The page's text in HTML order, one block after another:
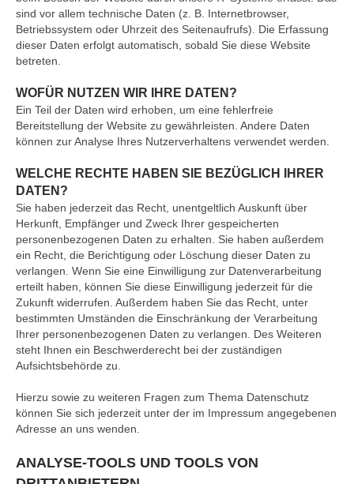
sind vor allem technische Daten (z. B. Internetbrowser,
Betriebssystem oder Uhrzeit des Seitenaufrufs). Die Erfassung
dieser Daten erfolgt automatisch, sobald Sie diese Website
betreten.
WOFÜR NUTZEN WIR IHRE DATEN?
Ein Teil der Daten wird erhoben, um eine fehlerfreie
Bereitstellung der Website zu gewährleisten. Andere Daten
können zur Analyse Ihres Nutzerverhaltens verwendet werden.
WELCHE RECHTE HABEN SIE BEZÜGLICH IHRER
DATEN?
Sie haben jederzeit das Recht, unentgeltlich Auskunft über
Herkunft, Empfänger und Zweck Ihrer gespeicherten
personenbezogenen Daten zu erhalten. Sie haben außerdem
ein Recht, die Berichtigung oder Löschung dieser Daten zu
verlangen. Wenn Sie eine Einwilligung zur Datenverarbeitung
erteilt haben, können Sie diese Einwilligung jederzeit für die
Zukunft widerrufen. Außerdem haben Sie das Recht, unter
bestimmten Umständen die Einschränkung der Verarbeitung
Ihrer personenbezogenen Daten zu verlangen. Des Weiteren
steht Ihnen ein Beschwerderecht bei der zuständigen
Aufsichtsbehörde zu.
Hierzu sowie zu weiteren Fragen zum Thema Datenschutz
können Sie sich jederzeit unter der im Impressum angegebenen
Adresse an uns wenden.
ANALYSE-TOOLS UND TOOLS VON